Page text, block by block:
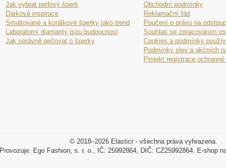
Jak vybrat perlový šperk
Dárková inspirace
Smaltované a korálkové šperky jako trend
Laboratorní diamanty jsou budoucnost
Jak správně pečovat o šperky
Obchodní podmínky
Reklamační řád
Poučení o právu na
Souhlas se zpracováním
Cookies a podmínky
Podmínky slev a akčních
Projekt registrace
© 2018–2026 Elasticr - všechna práva vyhrazena.
Provozuje: Ego Fashion, s. r. o., IČ: 25992864, DIČ: CZ25992864. E-shop